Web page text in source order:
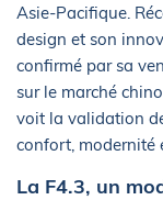
Asie-Pacifique.
design et son
confirmé par sa
sur le marché
voit la validation
confort, modernité
La F4.3, un